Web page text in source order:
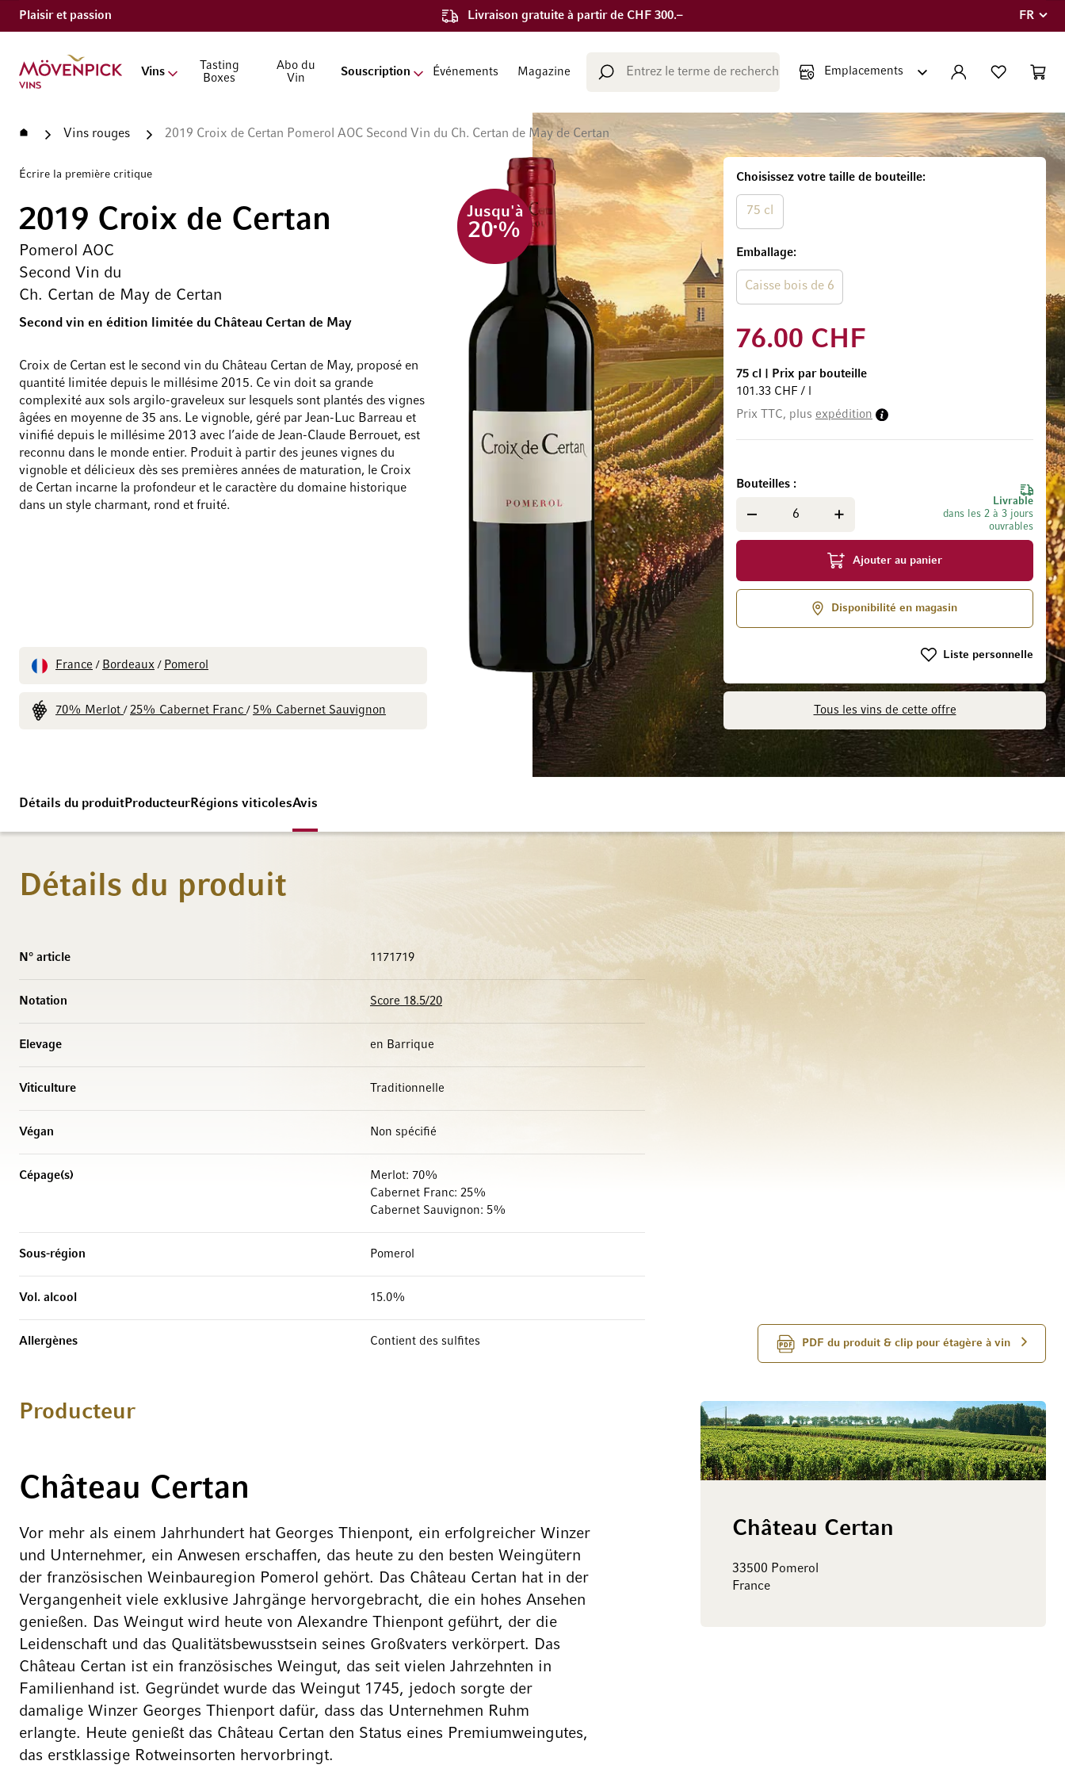
Plaisir et passion Livraison gratuite à partir de CHF 300.–
Langue
FR
Aller à la page d'accueil
Vins
Tasting
Boxes
Abo du
Vin
Souscription Événements Magazine
Chercher COMPTE LISTE
PANIER
Accueil Vins rouges 2019 Croix de Certan Pomerol AOC Second Vin du Ch. Certan de May de Certan
Écrire la première critique
Jusqu'à
20%
2019 Croix de Certan
Pomerol AOC
Second Vin du
Ch. Certan de May de Certan
Second vin en édition limitée du Château Certan de May
Croix de Certan est le second vin du Château Certan de May, proposé en
quantité limitée depuis le millésime 2015. Ce vin doit sa grande
complexité aux sols argilo-graveleux sur lesquels sont plantés des vignes
âgées en moyenne de 35 ans. Le vignoble, géré par Jean-Luc Barreau et
vinifié depuis le millésime 2013 avec l’aide de Jean-Claude Berrouet, est
reconnu dans le monde entier. Produit à partir des jeunes vignes du
vignoble et délicieux dès ses premières années de maturation, le Croix
de Certan incarne la profondeur et le caractère du domaine historique
dans un style charmant, rond et fruité.
France / Bordeaux / Pomerol
70% Merlot/ 25% Cabernet Franc/ 5% Cabernet Sauvignon Tous les vins de cette offre
Choisissez votre taille de bouteille
75 cl
Emballage
Caisse bois de 6
76.00 CHF
75 cl
Prix par bouteille
101.33 CHF / l
Prix TTC, plus expédition
Livrable
dans les 2 à 3 jours
ouvrables
Bouteilles
Ajouter au panier
Disponibilité en magasin
Liste personnelle
Passer à la fin de la galerie d’imagesPasser au début de la Galerie d’images
Détails du produitProducteurRégions viticolesAvis
Détails du produit
PDF du produit & clip pour étagère à vin
N° article 1171719
Notation Score 18.5/20
Elevage en Barrique
Viticulture Traditionnelle
Végan Non spécifié
Cépage(s)
Merlot: 70%
Cabernet Franc: 25%
Cabernet Sauvignon: 5%
Sous-région Pomerol
Vol. alcool 15.0%
Allergènes Contient des sulfites
Château Certan
33500 Pomerol
France
Producteur
Château Certan
Vor mehr als einem Jahrhundert hat Georges Thienpont, ein erfolgreicher Winzer
und Unternehmer, ein Anwesen erschaffen, das heute zu den besten Weingütern
der französischen Weinbauregion Pomerol gehört. Das Château Certan hat in der
Vergangenheit viele exklusive Jahrgänge hervorgebracht, die ein hohes Ansehen
genießen. Das Weingut wird heute von Alexandre Thienpont geführt, der die
Leidenschaft und das Qualitätsbewusstsein seines Großvaters verkörpert. Das
Château Certan ist ein französisches Weingut, das seit vielen Jahrzehnten in
Familienhand ist. Gegründet wurde das Weingut 1745, jedoch sorgte der
damalige Winzer Georges Thienport dafür, dass das Unternehmen Ruhm
erlangte. Heute genießt das Château Certan den Status eines Premiumweingutes,
das erstklassige Rotweinsorten hervorbringt.